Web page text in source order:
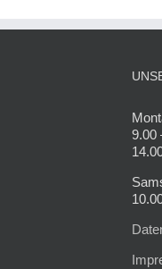
9.00